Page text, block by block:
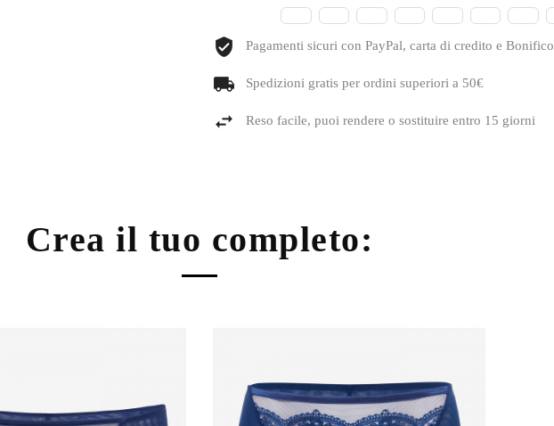
Pagamenti sicuri con PayPal, carta di credito e Bonifico
Spedizioni gratis per ordini superiori a 50€
Reso facile, puoi rendere o sostituire entro 15 giorni
Crea il tuo completo: